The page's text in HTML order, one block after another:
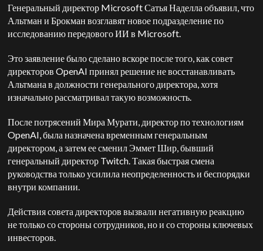
Генеральный директор Microsoft Сатья Наделла объявил, что
Альтман и Брокман возглавят новое подразделение по
исследованию передового ИИ в Microsoft.
Это заявление было сделано вскоре после того, как совет
директоров OpenAI принял решение не восстанавливать
Альтмана в должности генерального директора, хотя
изначально рассматривал такую возможность.
После потрясений Мира Мурати, директор по технологиям
OpenAI, была назначена временным генеральным
директором, а затем ее сменил Эммет Шир, бывший
генеральный директор Twitch. Такая быстрая смена
руководства только усилила неопределенность и беспорядки
внутри компании.
Действия совета директоров вызвали негативную реакцию
не только со стороны сотрудников, но и со стороны ключевых
инвесторов.